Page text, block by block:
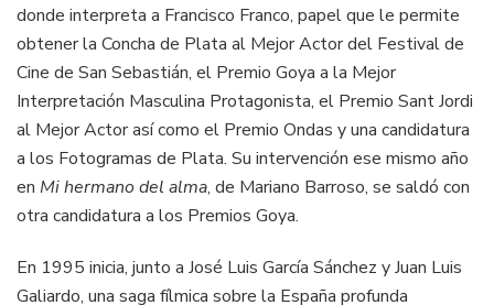
donde interpreta a Francisco Franco, papel que le permite
obtener la Concha de Plata al Mejor Actor del Festival de
Cine de San Sebastián, el Premio Goya a la Mejor
Interpretación Masculina Protagonista, el Premio Sant Jordi
al Mejor Actor así como el Premio Ondas y una candidatura
a los Fotogramas de Plata. Su intervención ese mismo año
en Mi hermano del alma, de Mariano Barroso, se saldó con
otra candidatura a los Premios Goya.
En 1995 inicia, junto a José Luis García Sánchez y Juan Luis
Galiardo, una saga fílmica sobre la España profunda